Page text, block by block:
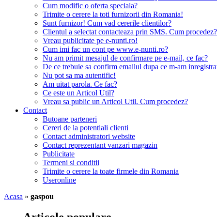
Cum modific o oferta speciala?
Trimite o cerere la toti furnizorii din Romania!
Sunt furnizor! Cum vad cererile clientilor?
Clientul a selectat contacteaza prin SMS. Cum procedez?
Vreau publicitate pe e-nunti.ro!
Cum imi fac un cont pe www.e-nunti.ro?
Nu am primit mesajul de confirmare pe e-mail, ce fac?
De ce trebuie sa confirm emailul dupa ce m-am
Nu pot sa ma autentific!
Am uitat parola. Ce fac?
Ce este un Articol Util?
Vreau sa public un Articol Util. Cum procedez?
Contact
Butoane parteneri
Cereri de la potentiali clienti
Contact administratori website
Contact reprezentant vanzari magazin
Publicitate
Termeni si conditii
Trimite o cerere la toate firmele din Romania
Useronline
Acasa » gaspou